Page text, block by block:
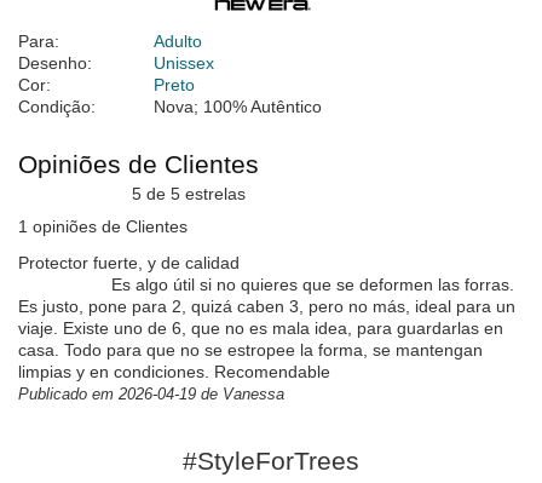
Para:
Adulto
Desenho:
Unissex
Cor:
Preto
Condição:
Nova; 100% Autêntico
Opiniões de Clientes
5 de 5 estrelas
1 opiniões de Clientes
Protector fuerte, y de calidad
Es algo útil si no quieres que se deformen las forras.
Es justo, pone para 2, quizá caben 3, pero no más, ideal para un
viaje. Existe uno de 6, que no es mala idea, para guardarlas en
casa. Todo para que no se estropee la forma, se mantengan
limpias y en condiciones. Recomendable
Publicado em 2026-04-19 de Vanessa
#StyleForTrees